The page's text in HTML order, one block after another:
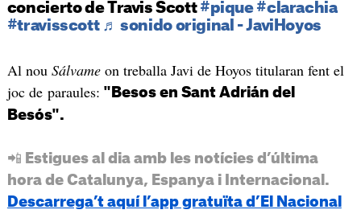
concierto de Travis Scott #pique #clarachia
#travisscott ♬ sonido original - JaviHoyos
Al nou Sálvameon treballa Javi de Hoyos titularan fent el
joc de paraules: "Besos en Sant Adrián del
Besós".
📲 Estigues al dia amb les notícies d’última
hora de Catalunya, Espanya i Internacional.
Descarrega’t aquí l’app gratuïta d’El Nacional